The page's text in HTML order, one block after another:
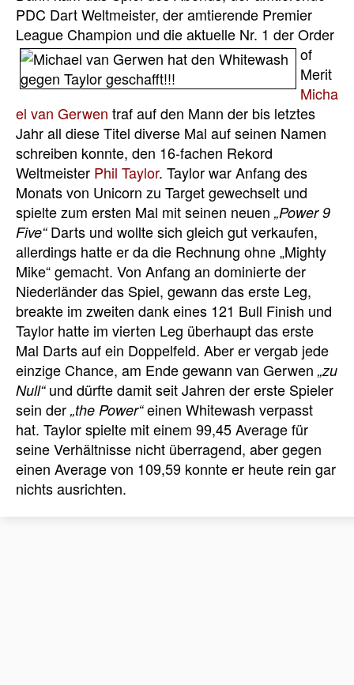
PDC Dart Weltmeister, der amtierende Premier
League Champion und die aktuelle Nr. 1 derOrder
of
Merit
Micha
el van Gerwen traf auf den Mann der bis letztes
Jahr all diese Titel diverse Mal auf seinen Namen
schreiben konnte, den 16-fachen Rekord
Weltmeister Phil Taylor. Taylor war Anfang des
Monats von Unicorn zu Target gewechselt und
spielte zum ersten Mal mit seinen neuen „Power 9
Five“Darts und wollte sich gleich gut verkaufen,
allerdings hatte er da die Rechnung ohne „Mighty
Mike“ gemacht. Von Anfang an dominierte der
Niederländer das Spiel, gewann das erste Leg,
breakte im zweiten dank eines 121 Bull Finish und
Taylor hatte im vierten Leg überhaupt das erste
Mal Darts auf ein Doppelfeld. Aber er vergab jede
einzige Chance, am Ende gewann van Gerwen „zu
Null“und dürfte damit seit Jahren der erste Spieler
sein der „the Power“einen Whitewash verpasst
hat. Taylor spielte mit einem 99,45 Average für
seine Verhältnisse nicht überragend, aber gegen
einen Average von 109,59 konnte er heute rein gar
nichts ausrichten.